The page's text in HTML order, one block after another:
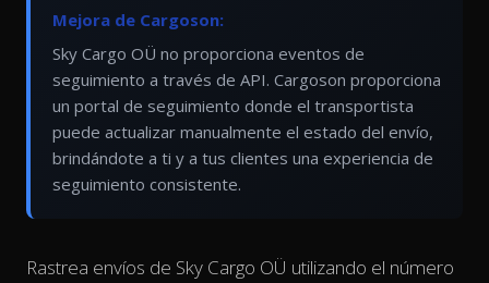
Mejora de Cargoson:
Sky Cargo OÜ no proporciona eventos de
seguimiento a través de API. Cargoson proporciona
un portal de seguimiento donde el transportista
puede actualizar manualmente el estado del envío,
brindándote a ti y a tus clientes una experiencia de
seguimiento consistente.
Rastrea envíos de Sky Cargo OÜ utilizando el número